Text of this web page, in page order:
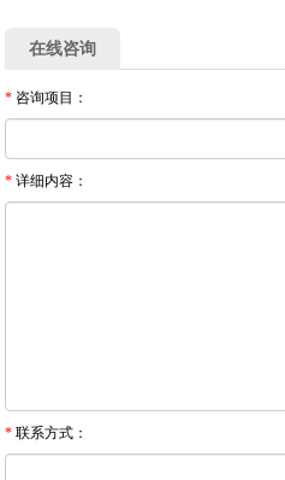
在线咨询
* 咨询项目：
* 详细内容：
* 联系方式：